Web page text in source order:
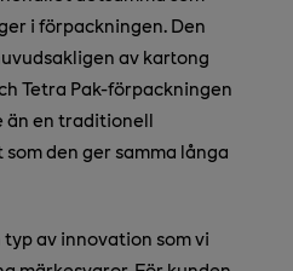
i förpackningen. Den
av kartong
Tetra Pak-förpackningen
än en traditionell
den ger samma långa
av innovation som vi